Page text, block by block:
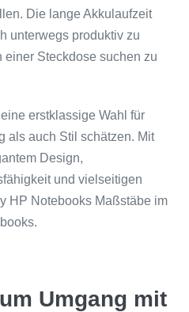
Die lange Akkulaufzeit
unterwegs produktiv zu
einer Steckdose suchen zu
erstklassige Wahl für
als auch Stil schätzen. Mit
Design,
und vielseitigen
HP Notebooks Maßstäbe im
Umgang mit